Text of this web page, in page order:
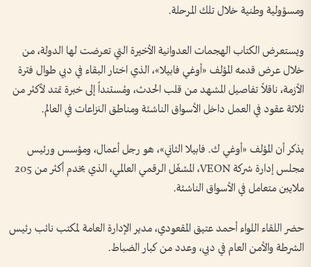
ومسؤولية وطنية خلال تلك المرحلة.
ويستعرض الكتاب الهجمات العدوانية الأخيرة التي تعرضت لها الدولة، من
خلال عرض قدمه المؤلف «أوغي فابيلا»، الذي اختار البقاء في دبي طوال فترة
الأزمة، ناقلاً تفاصيل المشهد من قلب الحدث، ومُستنداً إلى خبرة تمتد لأكثر من
ثلاثة عقود في العمل داخل الأسواق الناشئة ومناطق النزاعات في العالم.
يذكر أن المؤلف «أوغي ك. فابيلا الثاني»، هو رجل أعمال، ومؤسس ورئيس
مجلس إدارة شركة VEON، المشغّل الرقمي العالمي، الذي يخدم أكثر من 205
ملايين متعامل في الأسواق الناشئة.
حضر اللقاء اللواء أحمد عتيق المقعودي، مدير الإدارة العامة لمكتب نائب رئيس
الشرطة والأمن العام في دبي، وعدد من كبار الضباط.